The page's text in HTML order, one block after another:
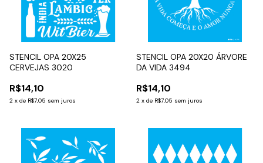
STENCIL OPA 20X25
CERVEJAS 3020
R$14,10
2 x de R$7,05 sem juros
STENCIL OPA 20X20 ÁRVORE
DA VIDA 3494
R$14,10
2 x de R$7,05 sem juros